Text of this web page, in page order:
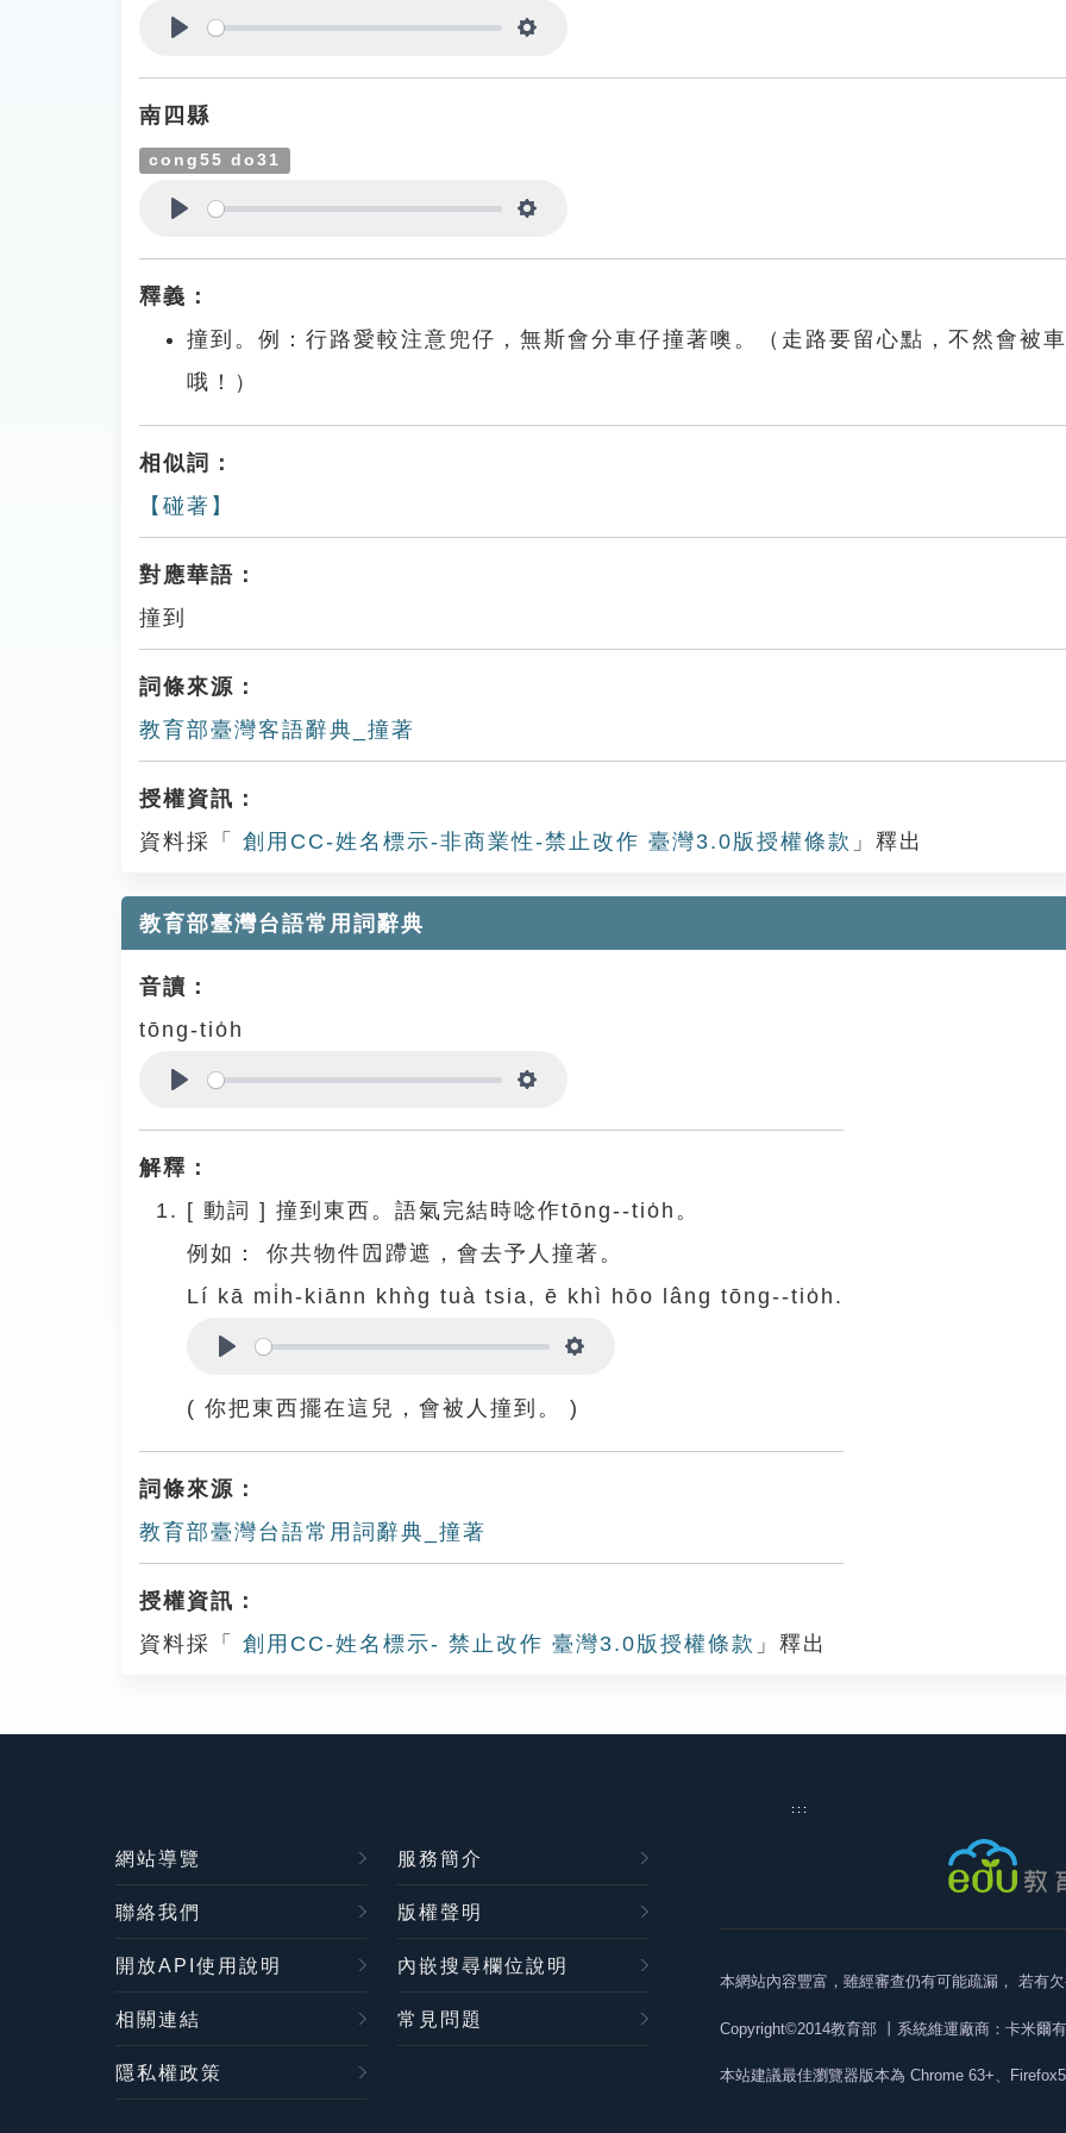
南四縣
cong55 do31
釋義：
撞到。例：行路愛較注意兜仔，無斯會分車仔撞著噢。（走路要留心點，不然會被
哦！）
相似詞：
【碰著】
對應華語：
撞到
詞條來源：
教育部臺灣客語辭典_撞著
授權資訊：
資料採「
創用CC-姓名標示-非商業性-禁止改作 臺灣3.0版授權條款 」釋出
教育部臺灣台語常用詞辭典
音讀：
tōng-tio̍h
解釋：
[ 動詞 ] 撞到東西。語氣完結時唸作tōng--tio̍h。
例如：
你共物件囥蹛遮，會去予人撞著。
Lí kā mi̍h-kiānn khǹg tuà tsia, ē khì hōo lâng tōng--tio̍h.
( 你把東西擺在這兒，會被人撞到。 )
詞條來源：
教育部臺灣台語常用詞辭典_撞著
授權資訊：
資料採「
創用CC-姓名標示- 禁止改作 臺灣3.0版授權條款 」釋出
:::
網站導覽 服務簡介
聯絡我們 版權聲明
開放API使用說明 內嵌搜尋欄位說明
相關連結 常見問題
隱私權政策
本網站內容豐富，雖經審查仍有可能疏漏， 若有
Copyright©2014教育部 丨系統維運廠商：卡米爾
本站建議最佳瀏覽器版本為 Chrome 63+、